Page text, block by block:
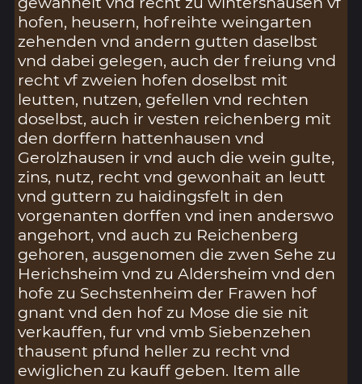
hofen, heusern, hofreihte weingarten
zehenden vnd andern gutten daselbst
vnd dabei gelegen, auch der freiung vnd
recht vf zweien hofen doselbst mit
leutten, nutzen, gefellen vnd rechten
doselbst, auch ir vesten reichenberg mit
den dorffern hattenhausen vnd
Gerolzhausen ir vnd auch die wein gulte,
zins, nutz, recht vnd gewonhait an leutt
vnd guttern zu haidingsfelt in den
vorgenanten dorffen vnd inen anderswo
angehort, vnd auch zu Reichenberg
gehoren, ausgenomen die zwen Sehe zu
Herichsheim vnd zu Aldersheim vnd den
hofe zu Sechstenheim der Frawen hof
gnant vnd den hof zu Mose die sie nit
verkauffen, fur vnd vmb Siebenzehen
thausent pfund heller zu recht vnd
ewiglichen zu kauff geben. Item alle